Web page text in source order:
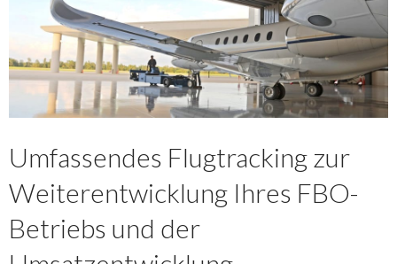
Umfassendes Flugtracking zur
Weiterentwicklung Ihres FBO-
Betriebs und der